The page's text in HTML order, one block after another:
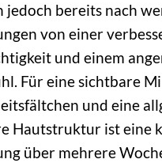
jedoch bereits nach
von einer
und einem
Für eine sichtbare
und eine
Hautstruktur ist eine
über mehrere